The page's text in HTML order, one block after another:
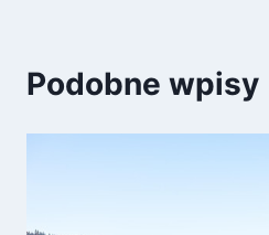
Podobne wpisy